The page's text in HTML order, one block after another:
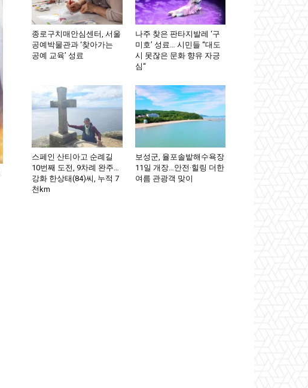
종로구치매안심센터, 서울
공예박물관과 ‘찾아가는
공예 교육’ 성료
나주 찾은 판타지발레 ‘구
미호’ 성료… 시민들 “대도
시 못잖은 문화 향유 자긍
심“
스페인 산티아고 순례길
10번째 도전, 9차례 완주…
강화 한상태(84)씨, 누적 7
천km
보성군, 율포솔밭해수욕장
11일 개장…안전·힐링 더한
여름 관광객 맞이